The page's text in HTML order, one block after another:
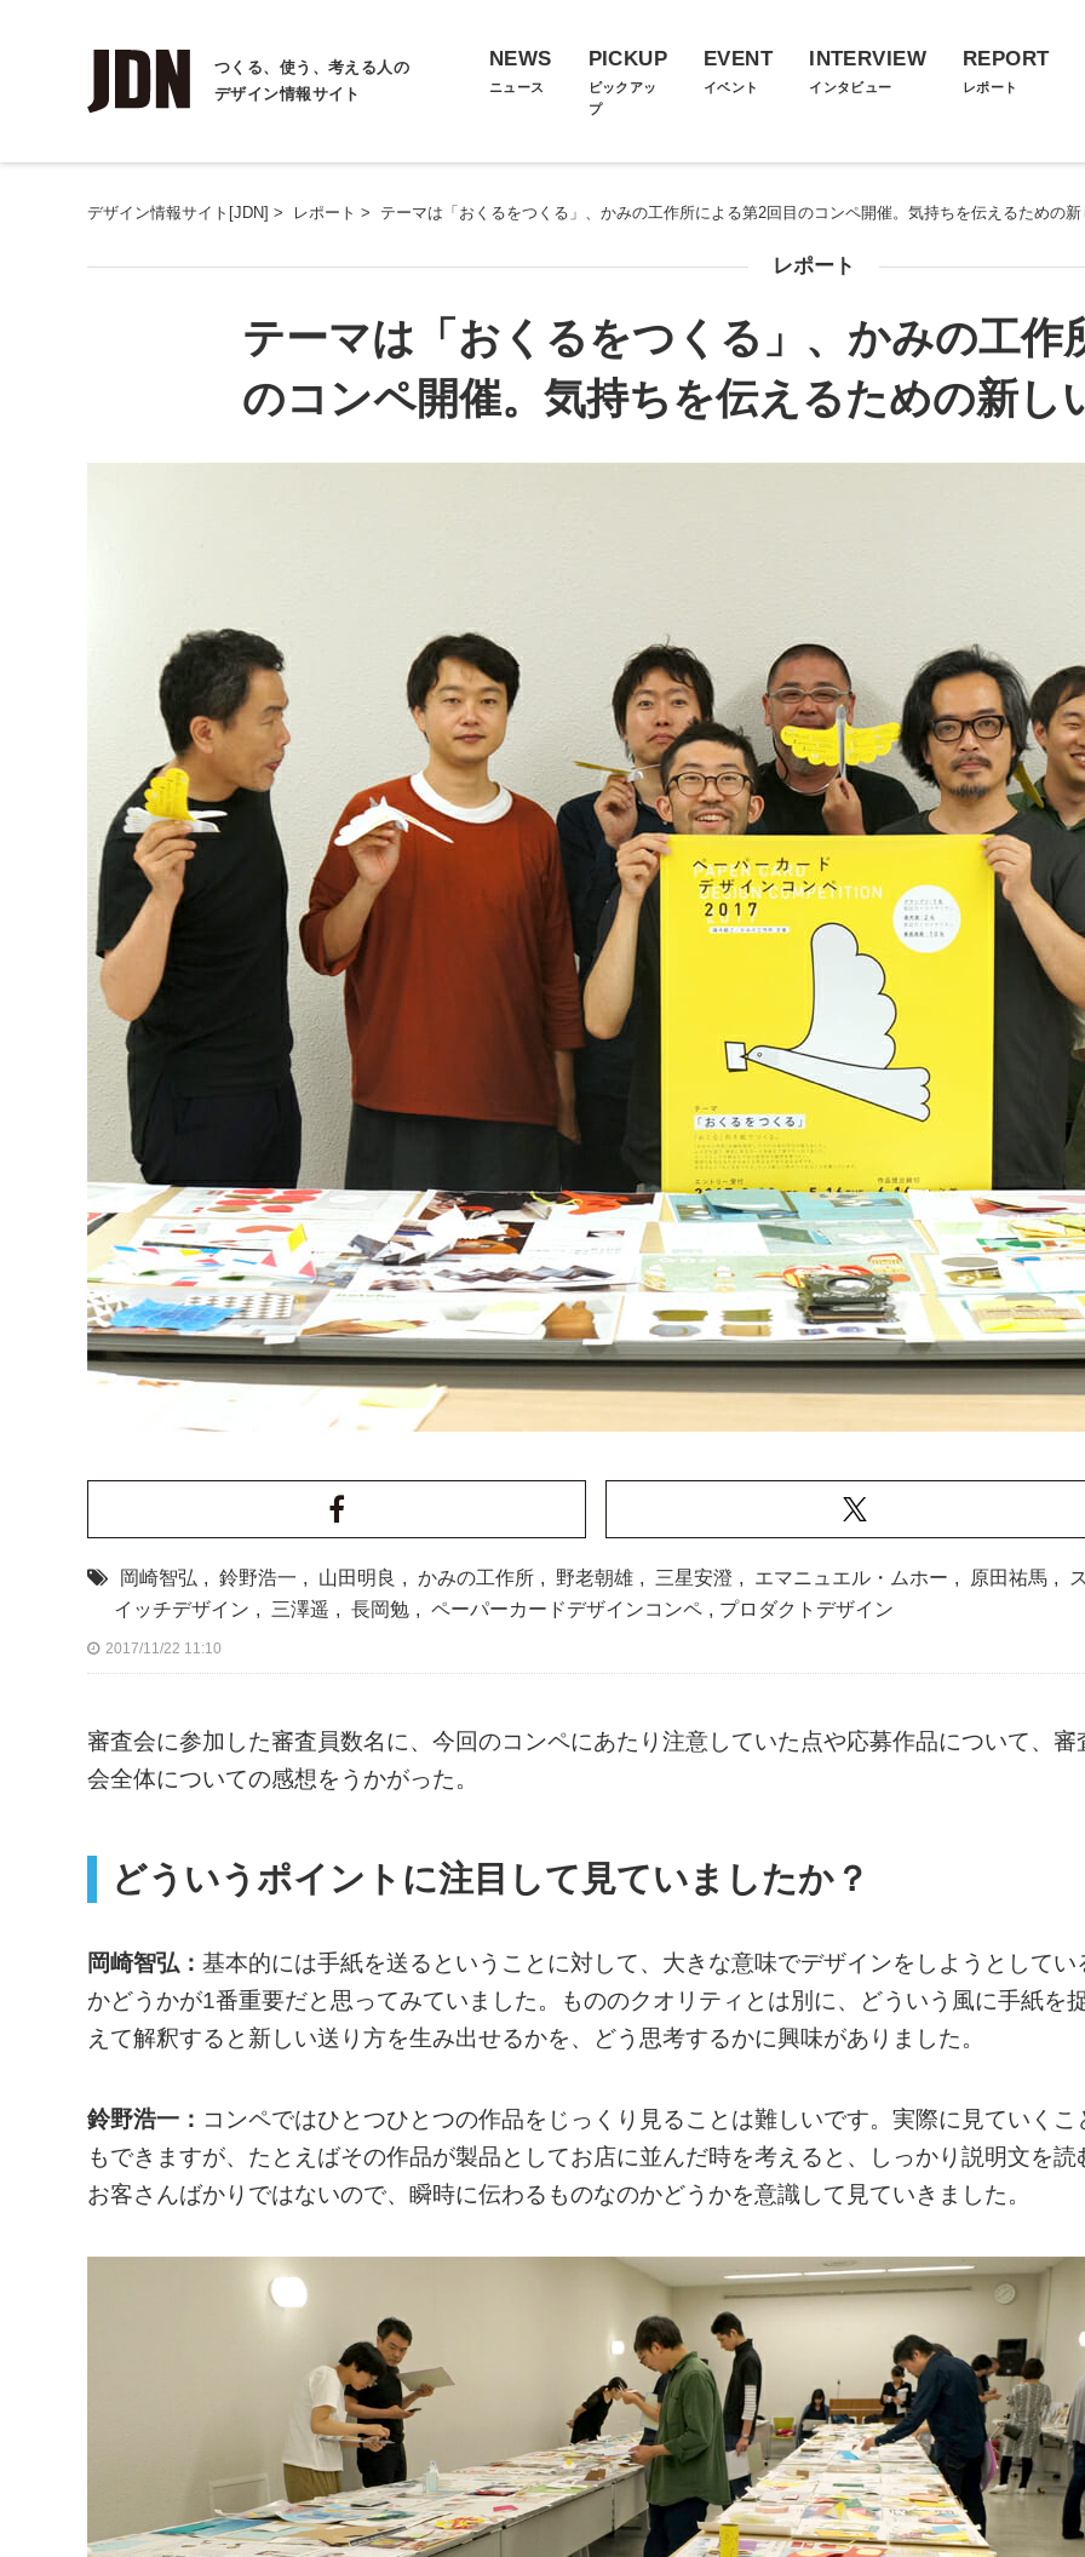
つくる、使う、考える人の
デザイン情報サイト
NEWS
ニュース
PICKUP
ピックアッ
プ
EVENT
イベント
INTERVIEW
インタビュー
REPORT
レポート
デザイン情報サイト[JDN] > レポート > テーマは「おくるをつくる」、かみの工作所による第2回目のコンペ開催。気持ちを伝えるための
レポート
テーマは「おくるをつくる」、かみの工作
のコンペ開催。気持ちを伝えるための新し
岡崎智弘 , 鈴野浩一 , 山田明良 , かみの工作所 , 野老朝雄 , 三星安澄 , エマニュエル・ムホー , 原田祐馬 ,
イッチデザイン , 三澤遥 , 長岡勉 , ペーパーカードデザインコンペ , プロダクトデザイン
2017/11/22 11:10
審査会に参加した審査員数名に、今回のコンペにあたり注意していた点や応募作品について、審
会全体についての感想をうかがった。
どういうポイントに注目して見ていましたか？
岡崎智弘： 基本的には手紙を送るということに対して、大きな意味でデザインをしようとしてい
かどうかが1番重要だと思ってみていました。もののクオリティとは別に、どういう風に手紙を
えて解釈すると新しい送り方を生み出せるかを、どう思考するかに興味がありました。
鈴野浩一： コンペではひとつひとつの作品をじっくり見ることは難しいです。実際に見ていくこ
もできますが、たとえばその作品が製品としてお店に並んだ時を考えると、しっかり説明文を読
お客さんばかりではないので、瞬時に伝わるものなのかどうかを意識して見ていきました。